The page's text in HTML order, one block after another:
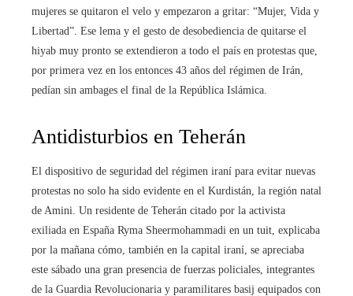
mujeres se quitaron el velo y empezaron a gritar: “Mujer, Vida y
Libertad”. Ese lema y el gesto de desobediencia de quitarse el
hiyab muy pronto se extendieron a todo el país en protestas que,
por primera vez en los entonces 43 años del régimen de Irán,
pedían sin ambages el final de la República Islámica.
Antidisturbios en Teherán
El dispositivo de seguridad del régimen iraní para evitar nuevas
protestas no solo ha sido evidente en el Kurdistán, la región natal
de Amini. Un residente de Teherán citado por la activista
exiliada en España Ryma Sheermohammadi en un tuit, explicaba
por la mañana cómo, también en la capital iraní, se apreciaba
este sábado una gran presencia de fuerzas policiales, integrantes
de la Guardia Revolucionaria y paramilitares basij equipados con